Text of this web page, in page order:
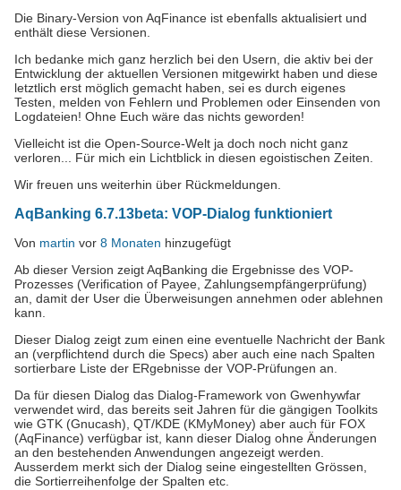
Die Binary-Version von AqFinance ist ebenfalls aktualisiert und
enthält diese Versionen.
Ich bedanke mich ganz herzlich bei den Usern, die aktiv bei der
Entwicklung der aktuellen Versionen mitgewirkt haben und diese
letztlich erst möglich gemacht haben, sei es durch eigenes
Testen, melden von Fehlern und Problemen oder Einsenden von
Logdateien! Ohne Euch wäre das nichts geworden!
Vielleicht ist die Open-Source-Welt ja doch noch nicht ganz
verloren... Für mich ein Lichtblick in diesen egoistischen Zeiten.
Wir freuen uns weiterhin über Rückmeldungen.
AqBanking 6.7.13beta: VOP-Dialog funktioniert
Von martin vor 8 Monaten hinzugefügt
Ab dieser Version zeigt AqBanking die Ergebnisse des VOP-
Prozesses (Verification of Payee, Zahlungsempfängerprüfung)
an, damit der User die Überweisungen annehmen oder ablehnen
kann.
Dieser Dialog zeigt zum einen eine eventuelle Nachricht der Bank
an (verpflichtend durch die Specs) aber auch eine nach Spalten
sortierbare Liste der ERgebnisse der VOP-Prüfungen an.
Da für diesen Dialog das Dialog-Framework von Gwenhywfar
verwendet wird, das bereits seit Jahren für die gängigen Toolkits
wie GTK (Gnucash), QT/KDE (KMyMoney) aber auch für FOX
(AqFinance) verfügbar ist, kann dieser Dialog ohne Änderungen
an den bestehenden Anwendungen angezeigt werden.
Ausserdem merkt sich der Dialog seine eingestellten Grössen,
die Sortierreihenfolge der Spalten etc.